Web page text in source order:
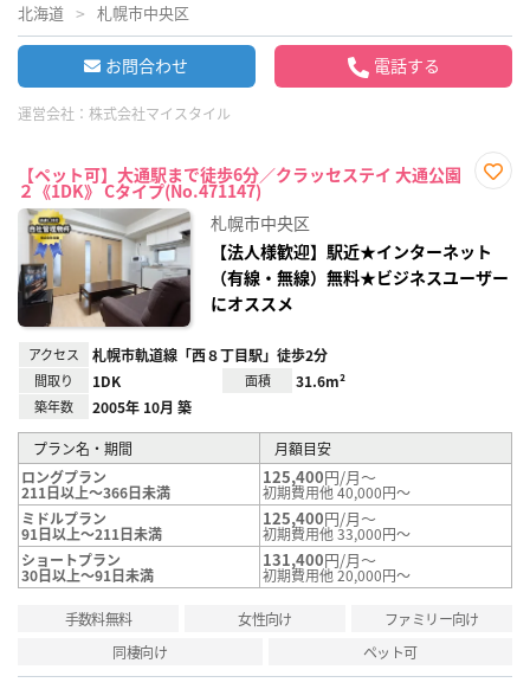
北海道 札幌市中央区
お問合わせ 電話する
運営会社： 株式会社マイスタイル
【ペット可】大通駅まで徒歩6分／クラッセステイ 大通公園
２《1DK》 Cタイプ(No.471147)
録
札幌市中央区
【法人様歓迎】駅近★インターネット
（有線・無線）無料★ビジネスユーザー
にオススメ
アクセス 札幌市軌道線「西８丁目駅」徒歩2分
間取り 1DK 面積 31.6m²
築年数 2005年 10月 築
プラン名・期間
月額目安
ロングプラン
211日以上～366日未満
125,400円/月～
初期費用他 40,000円～
ミドルプラン
91日以上～211日未満
125,400円/月～
初期費用他 33,000円～
ショートプラン
30日以上～91日未満
131,400円/月～
初期費用他 20,000円～
手数料無料 女性向け
ファミリー向け
同棲向け
ペット可